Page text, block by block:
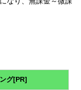
グ[PR]